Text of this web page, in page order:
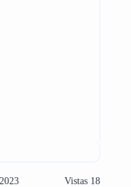
Vistas 18